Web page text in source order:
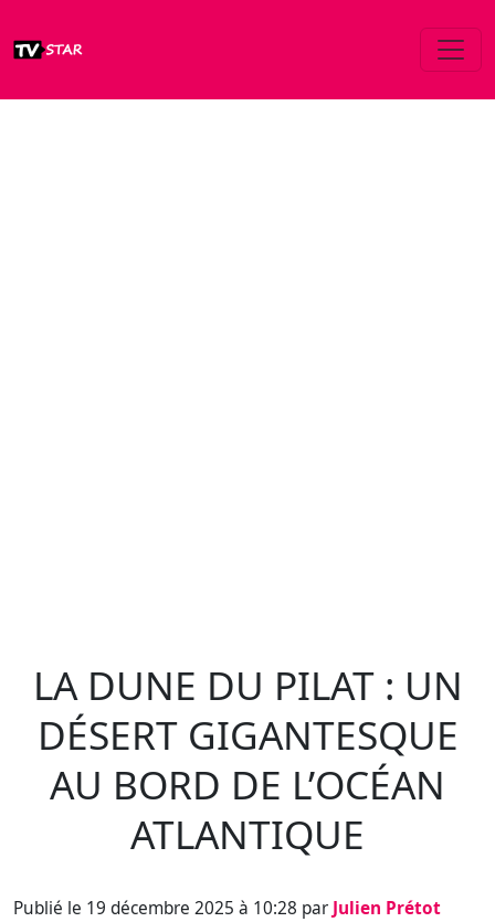
LA DUNE DU PILAT : UN
DÉSERT GIGANTESQUE
AU BORD DE L’OCÉAN
ATLANTIQUE
Publié le 19 décembre 2025 à 10:28 par Julien Prétot